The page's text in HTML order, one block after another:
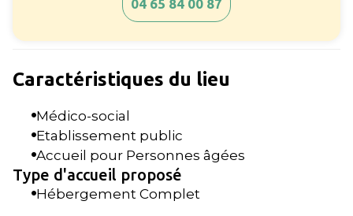
04 65 84 00 87
Caractéristiques du lieu
Médico-social
Etablissement public
Accueil pour Personnes âgées
Type d'accueil proposé
Hébergement Complet